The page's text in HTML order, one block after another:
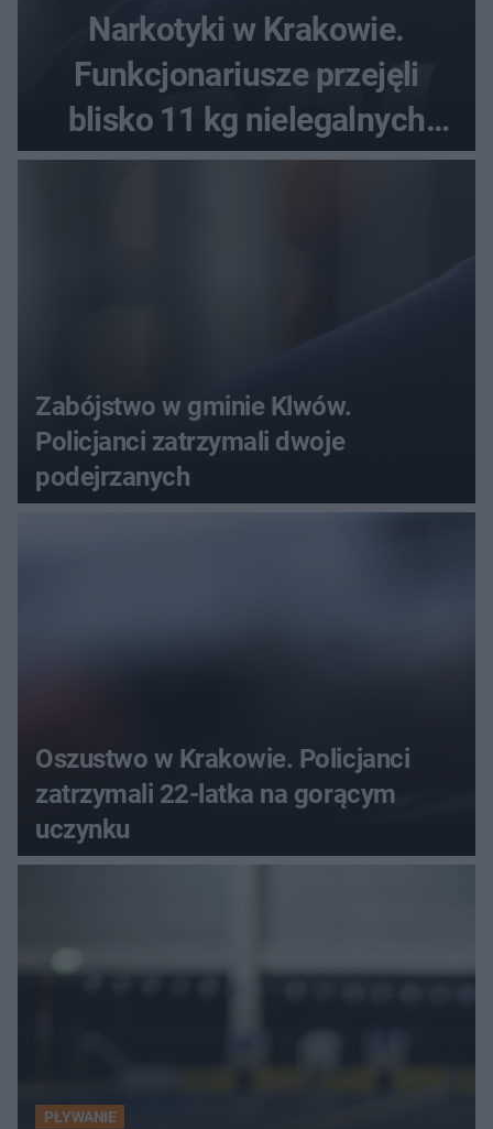
Narkotyki w Krakowie.
Funkcjonariusze przejęli
blisko 11 kg nielegalnych
substancji
Zabójstwo w gminie Klwów.
Policjanci zatrzymali dwoje
podejrzanych
Oszustwo w Krakowie. Policjanci
zatrzymali 22-latka na gorącym
uczynku
PŁYWANIE